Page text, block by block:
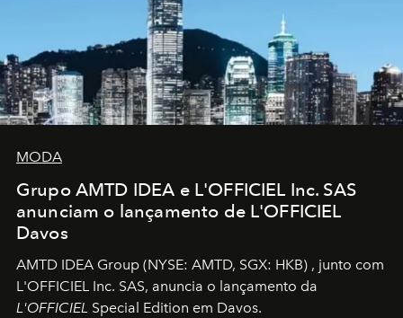
MODA
Grupo AMTD IDEA e L'OFFICIEL Inc. SAS
anunciam o lançamento de L'OFFICIEL
Davos
AMTD IDEA Group (NYSE: AMTD, SGX: HKB) , junto com
L'OFFICIEL Inc. SAS, anuncia o lançamento da
L'OFFICIEL Special Edition em Davos.